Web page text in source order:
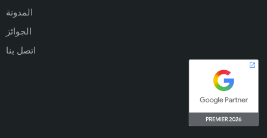
المدونة
الجوائز
اتصل بنا